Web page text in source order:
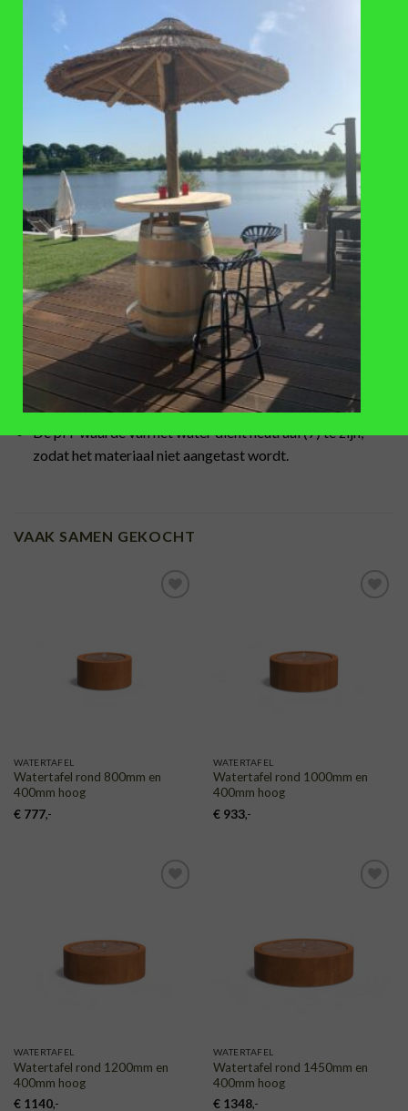
voorkomt schade door bijvoorbeeld roestwater. Blijf
daarnaast regelmatig de pH-waarde controleren. Deze moet
neutraal (7) zijn.
Producten dienen na ontvangst direct uitgepakt te
worden, zodat het eventuele vocht tussen de verpakking
en het product niet opgesloten is. Dit kan onregelmatige
roestvlekken veroorzaken.
De waterelementen dienen geplaatst te worden op een
stevige, waterpas ondergrond.
Wij raden cortenstaal af binnen een straal van 2 km van
een kustlijn.
Tijdens het roestproces kan roestwater van het product
afkomen.
De garantie vervalt wanneer je gaat boren of slijpen op
een manier die niet is voorgeschreven.
De pH-waarde van het water dient neutraal (7) te zijn,
zodat het materiaal niet aangetast wordt.
VAAK SAMEN GEKOCHT
WATERTAFEL
Watertafel rond 800mm en
400mm hoog
€777,-
WATERTAFEL
Watertafel rond 1000mm en
400mm hoog
€933,-
WATERTAFEL
Watertafel rond 1200mm en
400mm hoog
€1140,-
WATERTAFEL
Watertafel rond 1450mm en
400mm hoog
€1348,-